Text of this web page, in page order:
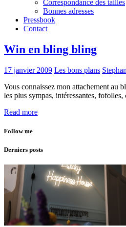
Correspondance des tailles
Bonnes adresses
Pressbook
Contact
Win en bling bling
17 janvier 2009 Les bons plans
Vous connaissez mon attachement
les plus sympas, intéressantes,
Read more
Follow me
Derniers posts